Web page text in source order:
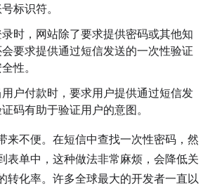
标识符。
时，网站除了要求提供密码或其他知
要求提供通过短信发送的一次性验证
性。
用户付款时，要求用户提供通过短信发
码有助于验证用户的意图。
来不便。在短信中查找一次性密码，然
表单中，这种做法非常麻烦，会降低关
转化率。许多全球最大的开发者一直以